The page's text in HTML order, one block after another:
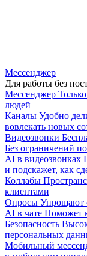
Мессенджер
Для работы без
Мессенджер
людей
Каналы Удобно
вовлекать новых
Видеозвонки
Без ограничений
AI в видеозвонках
и подскажет, как
Коллабы
клиентами
Опросы Упрощают
AI в чате Поможет
Безопасность
персональных
Мобильный